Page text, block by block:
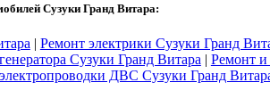
Сузуки Гранд Витара:
| Ремонт электрики Сузуки Гранд
Сузуки Гранд Витара | Ремонт и
ДВС Сузуки Гранд